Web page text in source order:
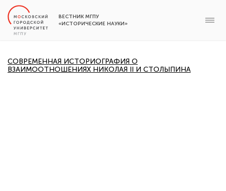
ВЕСТНИК МГПУ
«ИСТОРИЧЕСКИЕ НАУКИ»
СОВРЕМЕННАЯ ИСТОРИОГРАФИЯ О
ВЗАИМООТНОШЕНИЯХ НИКОЛАЯ II И СТОЛЫПИНА